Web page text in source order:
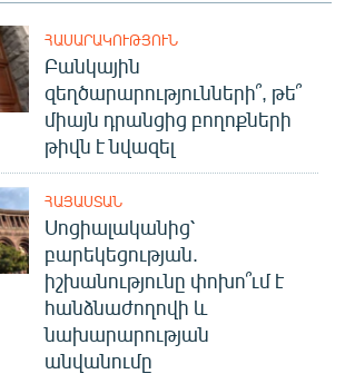
ՀԱՍԱՐԱԿՈՒԹՅՈՒՆ
Բանկային
զեղծարարությունների՞, թե՞
միայն դրանցից բողոքների
թիվն է նվազել
ՀԱՅԱՍՏԱՆ
Սոցիալականից՝
բարեկեցության.
իշխանությունը փոխո՞ւմ է
հանձնաժողովի և
նախարարության
անվանումը